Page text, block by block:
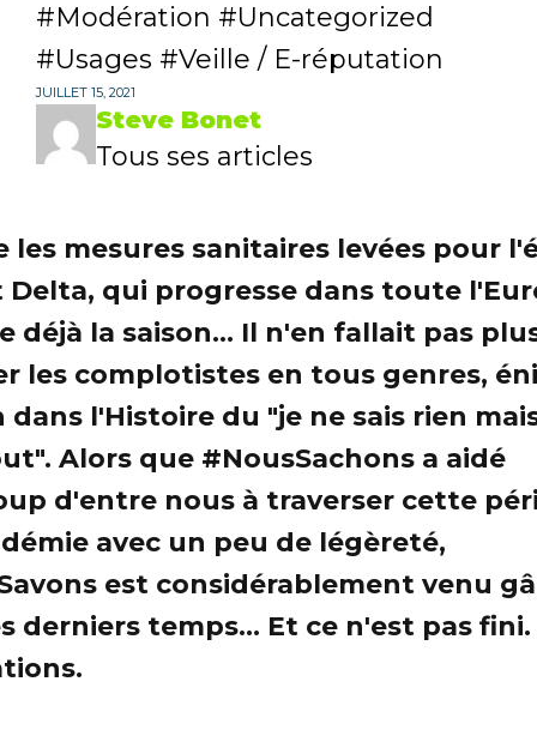
Modération
Uncategorized
Usages
Veille / E-réputation
JUILLET 15, 2021
Steve Bonet
Tous ses articles
les mesures sanitaires levées pour
Delta, qui progresse dans toute
déjà la saison... Il n'en fallait pas
les complotistes en tous genres,
dans l'Histoire du "je ne sais rien
Alors que #NousSachons a aidé
d'entre nous à traverser cette
avec un peu de légèreté,
est considérablement venu
derniers temps... Et ce n'est pas fini.